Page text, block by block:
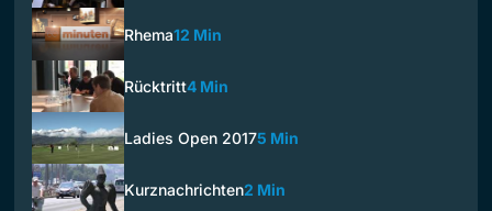
Rhema12 Min
Rücktritt4 Min
Ladies Open 20175 Min
Kurznachrichten2 Min